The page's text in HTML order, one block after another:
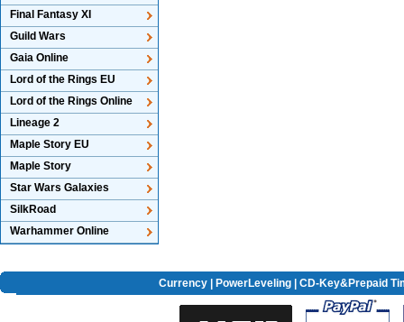
Final Fantasy XI
Guild Wars
Gaia Online
Lord of the Rings EU
Lord of the Rings Online
Lineage 2
Maple Story EU
Maple Story
Star Wars Galaxies
SilkRoad
Warhammer Online
Currency| PowerLeveling| CD-Key&Prepaid